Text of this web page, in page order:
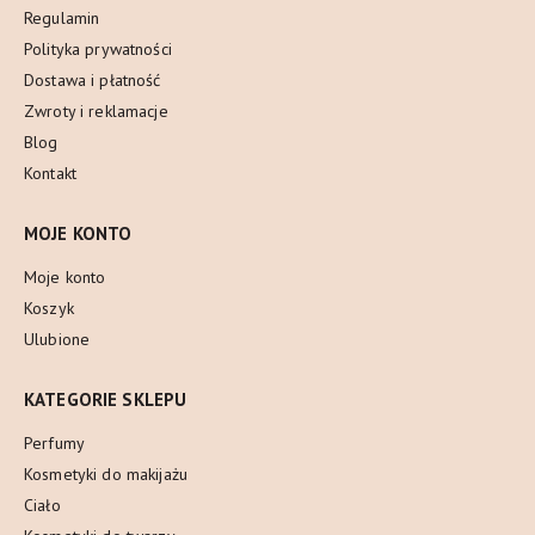
Regulamin
Polityka prywatności
Dostawa i płatność
Zwroty i reklamacje
Blog
Kontakt
MOJE KONTO
Moje konto
Koszyk
Ulubione
KATEGORIE SKLEPU
Perfumy
Kosmetyki do makijażu
Ciało